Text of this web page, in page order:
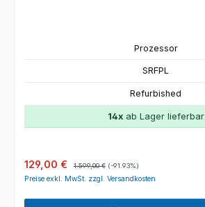
Prozessor
SRFPL
Refurbished
14xab Lager lieferbar
Verkaufspreis:
129,00 € 1.599,00 € (-91.93%)
Preise exkl. MwSt. zzgl. Versandkosten